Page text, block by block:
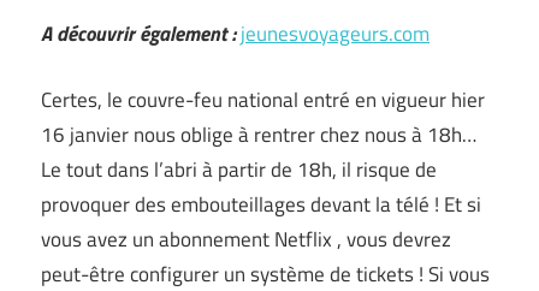
A découvrir également :jeunesvoyageurs.com
Certes, le couvre-feu national entré en vigueur hier
16 janvier nous oblige à rentrer chez nous à 18h…
Le tout dans l’abri à partir de 18h, il risque de
provoquer des embouteillages devant la télé ! Et si
vous avez un abonnement Netflix , vous devrez
peut-être configurer un système de tickets ! Si vous